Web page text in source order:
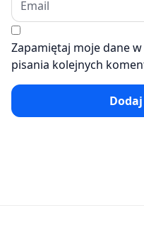
Zapamiętaj moje dane
pisania kolejnych